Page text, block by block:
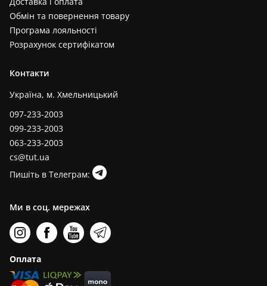
Обмін та повернення товару
Програма лояльності
Розрахунок сертифікатом
Контакти
Україна, м. Хмельницький
097-233-2003
099-233-2003
063-233-2003
cs@tut.ua
Пишіть в Телеграм:
Ми в соц. мережах
Оплата